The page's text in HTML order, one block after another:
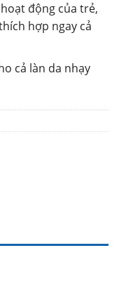
động của trẻ,
hợp ngay cả
cả làn da nhạy